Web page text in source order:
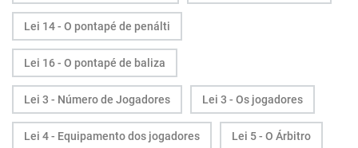
Lei 14 - O pontapé de penálti
Lei 16 - O pontapé de baliza
Lei 3 - Número de Jogadores Lei 3 - Os jogadores
Lei 4 - Equipamento dos jogadores Lei 5 - O Árbitro